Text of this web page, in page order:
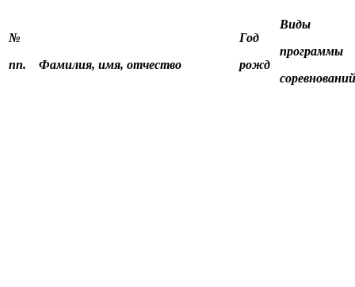
№
пп.
Фамилия, имя, отчество
Год
рожд
Виды
программы
соревнований